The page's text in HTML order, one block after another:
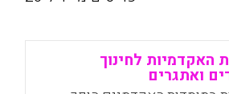
האקדמיות לחינוך
ואתגרים